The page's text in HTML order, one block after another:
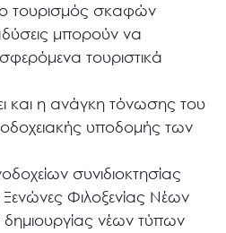
τουρισμός σκαφών
μπορούν να
τουριστικά
και η ανάγκη τόνωσης του
υποδομής των
συνιδιοκτησίας
Φιλοξενίας Νέων
δημιουργίας νέων τύπων